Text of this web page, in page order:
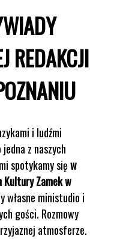
REDAKCJI
i ludźmi
z naszych
spotykamy sięw
Kultury Zamek w
własne ministudio i
gości. Rozmowy
atmosferze.